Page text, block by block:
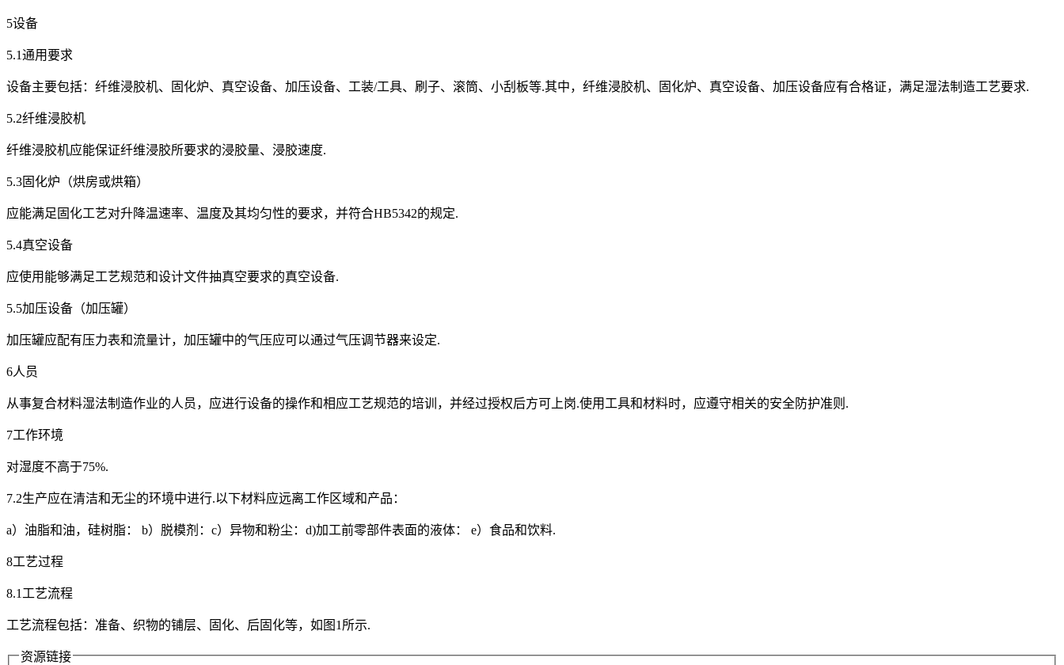
5设备
5.1通用要求
设备主要包括：纤维浸胶机、固化炉、真空设备、加压设备、工装/工具、刷子、滚筒、小刮板等.其中，纤维浸胶机、固化炉、真空设备、加压设备应有合格证，满足湿法制造工艺要求.
5.2纤维浸胶机
纤维浸胶机应能保证纤维浸胶所要求的浸胶量、浸胶速度.
5.3固化炉（烘房或烘箱）
应能满足固化工艺对升降温速率、温度及其均匀性的要求，并符合HB5342的规定.
5.4真空设备
应使用能够满足工艺规范和设计文件抽真空要求的真空设备.
5.5加压设备（加压罐）
加压罐应配有压力表和流量计，加压罐中的气压应可以通过气压调节器来设定.
6人员
从事复合材料湿法制造作业的人员，应进行设备的操作和相应工艺规范的培训，并经过授权后方可上岗.使用工具和材料时，应遵守相关的安全防护准则.
7工作环境
对湿度不高于75%.
7.2生产应在清洁和无尘的环境中进行.以下材料应远离工作区域和产品：
a）油脂和油，硅树脂： b）脱模剂：c）异物和粉尘：d)加工前零部件表面的液体： e）食品和饮料.
8工艺过程
8.1工艺流程
工艺流程包括：准备、织物的铺层、固化、后固化等，如图1所示.
资源链接